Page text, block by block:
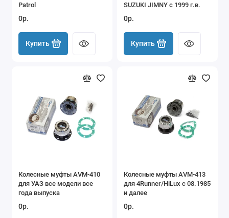
Patrol
0р.
Купить
SUZUKI JIMNY c 1999 г.в.
0р.
Купить
Колесные муфты AVM-410
для УАЗ все модели все
года выпуска
0р.
Колесные муфты AVM-413
для 4Runner/HiLux с 08.1985
и далее
0р.